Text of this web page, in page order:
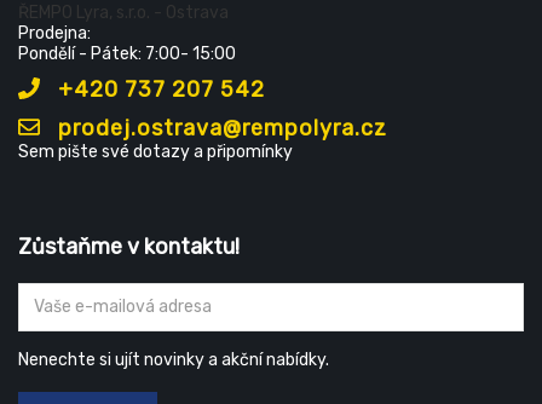
ŘEMPO Lyra, s.r.o. - Ostrava
Prodejna:
Pondělí - Pátek: 7:00- 15:00
+420 737 207 542
prodej.ostrava@rempolyra.cz
Sem pište své dotazy a připomínky
Zůstaňme v kontaktu!
Nenechte si ujít novinky a akční nabídky.